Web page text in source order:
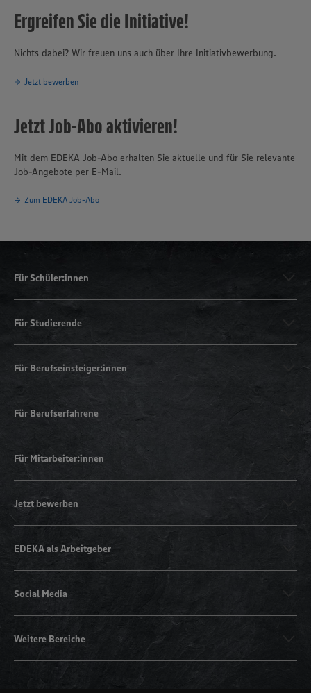
Ergreifen Sie die Initiative!
Nichts dabei? Wir freuen uns auch über Ihre Initiativbewerbung.
Jetzt bewerben
Jetzt Job-Abo aktivieren!
Mit dem EDEKA Job-Abo erhalten Sie aktuelle und für Sie relevante
Job-Angebote per E-Mail.
Zum EDEKA Job-Abo
Für Schüler:innen
Für Studierende
Für Berufseinsteiger:innen
Für Berufserfahrene
Für Mitarbeiter:innen
Jetzt bewerben
EDEKA als Arbeitgeber
Social Media
Weitere Bereiche